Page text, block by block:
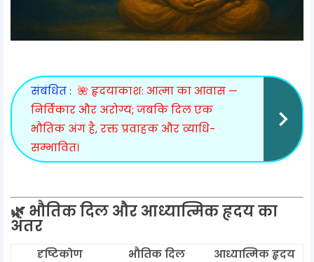
संबंधित : 🌺 हृदयाकाश: आत्मा का आवास —
निर्विकार और अरोग्य; जबकि दिल एक
भौतिक अंग है, रक्त प्रवाहक और व्याधि-
सम्भावित।
🌿 भौतिक दिल और आध्यात्मिक हृदय का
अंतर
दृष्टिकोण
भौतिक दिल
आध्यात्मिक हृदय